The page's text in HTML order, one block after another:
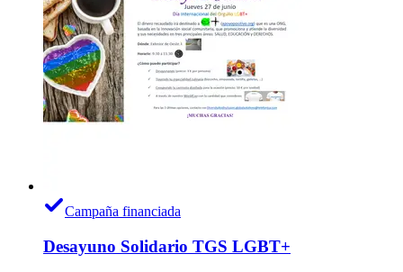
Campaña financiada
Desayuno Solidario TGS LGBT+